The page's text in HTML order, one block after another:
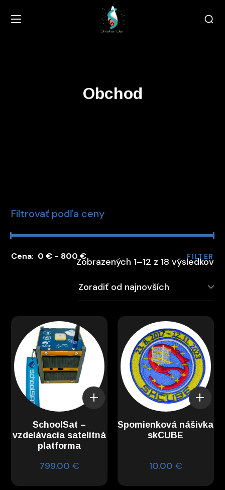
Obchod
Zobrazených 1–12 z 18 výsledkov
SchoolSat –
vzdelávacia satelitná
platforma
799.00€
Spomienková nášivka
skCUBE
10.00 €
Filtrovať podľa ceny
FILTER
0 € 800 €